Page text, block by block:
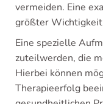
vermeiden. Eine
größter
Eine spezielle
zuteilwerden, die
Hierbei können
Therapieerfolg